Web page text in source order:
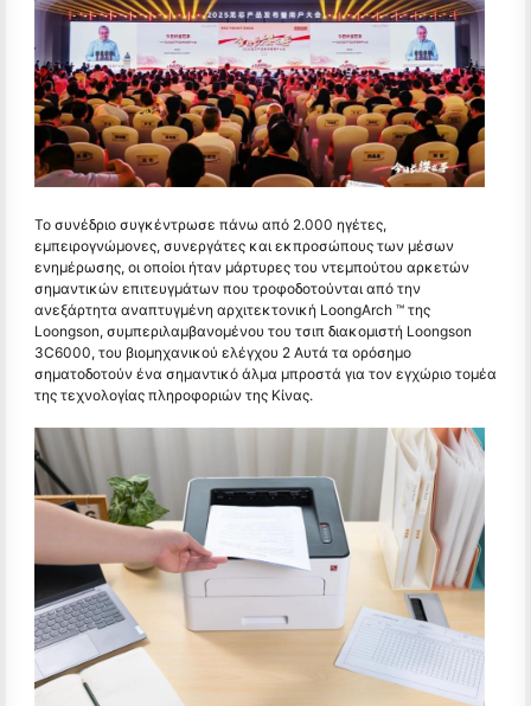
Το συνέδριο συγκέντρωσε πάνω από 2.000 ηγέτες,
εμπειρογνώμονες, συνεργάτες και εκπροσώπους των μέσων
ενημέρωσης, οι οποίοι ήταν μάρτυρες του ντεμπούτου αρκετών
σημαντικών επιτευγμάτων που τροφοδοτούνται από την
ανεξάρτητα αναπτυγμένη αρχιτεκτονική LoongArch ™ της
Loongson, συμπεριλαμβανομένου του τσιπ διακομιστή Loongson
3C6000, του βιομηχανικού ελέγχου 2 Αυτά τα ορόσημο
σηματοδοτούν ένα σημαντικό άλμα μπροστά για τον εγχώριο τομέα
της τεχνολογίας πληροφοριών της Κίνας.